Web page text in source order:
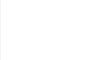
الهرم وتبحث عن